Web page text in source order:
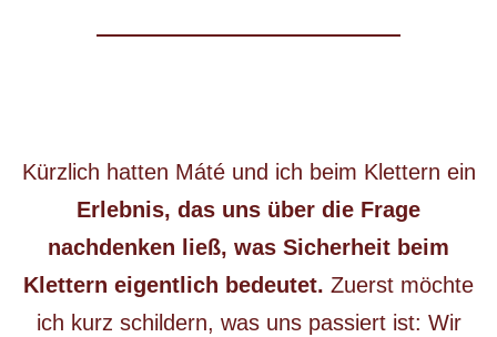
Kürzlich hatten Máté und ich beim Klettern ein
Erlebnis, das uns über die Frage
nachdenken ließ, was Sicherheit beim
Klettern eigentlich bedeutet. Zuerst möchte
ich kurz schildern, was uns passiert ist: Wir